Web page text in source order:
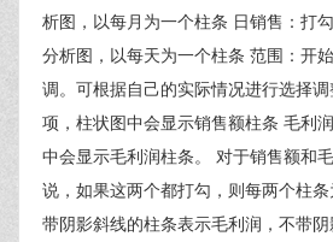
析图，以每月为一个柱条 日销售：打
分析图，以每天为一个柱条 范围：开
调。可根据自己的实际情况进行选择
项，柱状图中会显示销售额柱条 毛利
中会显示毛利润柱条。 对于销售额和
说，如果这两个都打勾，则每两个柱
带阴影斜线的柱条表示毛利润，不带